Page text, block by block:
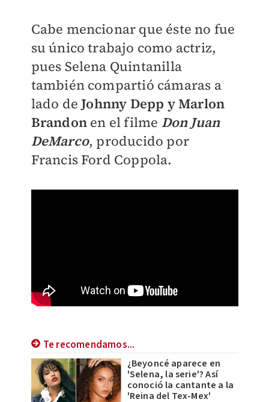
Cabe mencionar que éste no fue
su único trabajo como actriz,
pues Selena Quintanilla
también compartió cámaras a
lado de Johnny Depp y Marlon
Brandonen el filme Don Juan
DeMarco, producido por
Francis Ford Coppola.
Te recomendamos...
¿Beyoncé aparece en
'Selena, la serie'? Así
conoció la cantante a la
'Reina del Tex-Mex'